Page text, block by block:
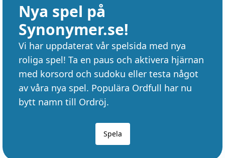
Nya spel på
Synonymer.se!
Vi har uppdaterat vår spelsida med nya
roliga spel! Ta en paus och aktivera hjärnan
med korsord och sudoku eller testa något
av våra nya spel. Populära Ordfull har nu
bytt namn till Ordröj.
Spela